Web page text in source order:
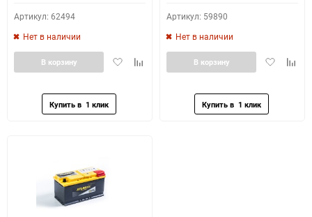
Артикул: 62494
Нет в наличии
ДобавитьДобавить
В корзину
Артикул: 59890
Нет в наличии
Добавить
В корзину